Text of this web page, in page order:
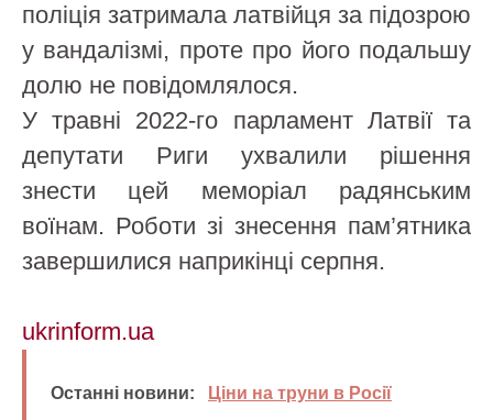
поліція затримала латвійця за підозрою
у вандалізмі, проте про його подальшу
долю не повідомлялося.
У травні 2022-го парламент Латвії та
депутати Риги ухвалили рішення
знести цей меморіал радянським
воїнам. Роботи зі знесення пам’ятника
завершилися наприкінці серпня.
ukrinform.ua
Останні новини:
Ціни на труни в Росії